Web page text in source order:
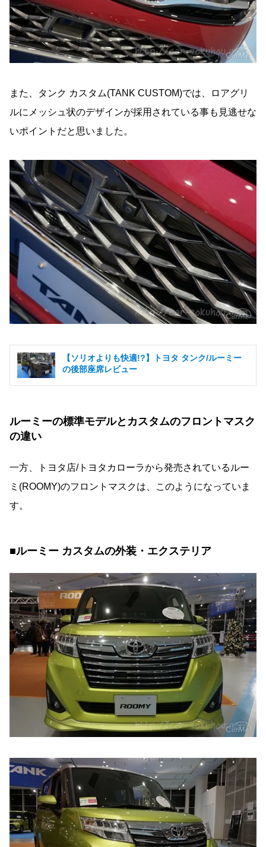
また、タンク カスタム(TANK CUSTOM)では、ロアグリ
ルにメッシュ状のデザインが採用されている事も見逃せな
いポイントだと思いました。
【ソリオよりも快適!?】トヨタ タンク/ルーミー
の後部座席レビュー
ルーミーの標準モデルとカスタムのフロントマスク
の違い
一方、トヨタ店/トヨタカローラから発売されているルー
ミ(ROOMY)のフロントマスクは、このようになっていま
す。
■ルーミー カスタムの外装・エクステリア